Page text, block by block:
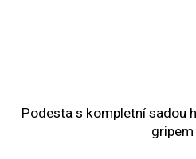
Podesta s kompletní sadou
gripem